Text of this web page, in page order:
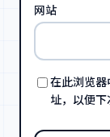
网站
在此浏览器
址，以便下